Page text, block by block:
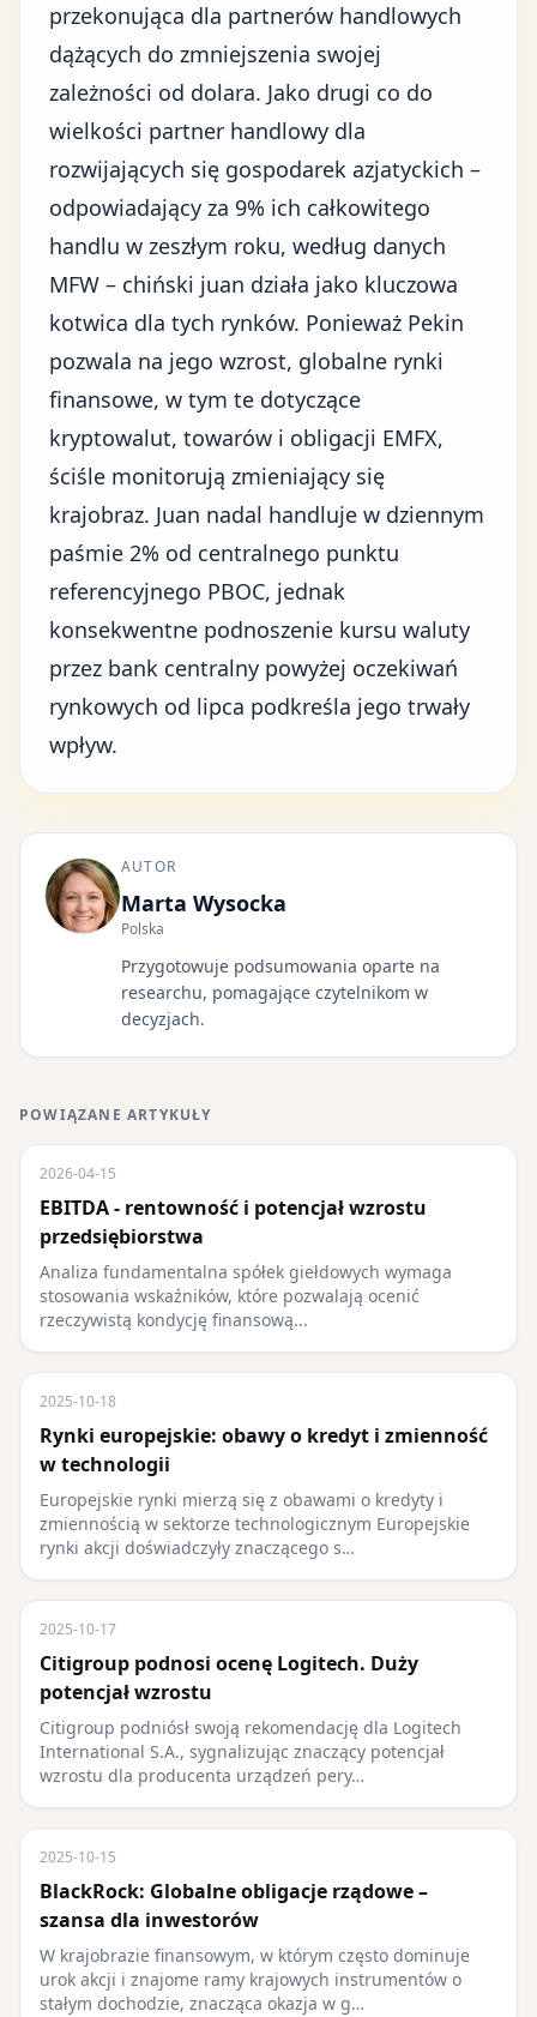
przekonująca dla partnerów handlowych
dążących do zmniejszenia swojej
zależności od dolara. Jako drugi co do
wielkości partner handlowy dla
rozwijających się gospodarek azjatyckich –
odpowiadający za 9% ich całkowitego
handlu w zeszłym roku, według danych
MFW – chiński juan działa jako kluczowa
kotwica dla tych rynków. Ponieważ Pekin
pozwala na jego wzrost, globalne rynki
finansowe, w tym te dotyczące
kryptowalut, towarów i obligacji EMFX,
ściśle monitorują zmieniający się
krajobraz. Juan nadal handluje w dziennym
paśmie 2% od centralnego punktu
referencyjnego PBOC, jednak
konsekwentne podnoszenie kursu waluty
przez bank centralny powyżej oczekiwań
rynkowych od lipca podkreśla jego trwały
wpływ.
AUTOR
Marta Wysocka
Polska
Przygotowuje podsumowania oparte na
researchu, pomagające czytelnikom w
decyzjach.
POWIĄZANE ARTYKUŁY
2026-04-15
EBITDA - rentowność i potencjał wzrostu
przedsiębiorstwa
Analiza fundamentalna spółek giełdowych wymaga
stosowania wskaźników, które pozwalają ocenić
rzeczywistą kondycję finansową...
2025-10-18
Rynki europejskie: obawy o kredyt i zmienność
w technologii
Europejskie rynki mierzą się z obawami o kredyty i
zmiennością w sektorze technologicznym Europejskie
rynki akcji doświadczyły znaczącego s…
2025-10-17
Citigroup podnosi ocenę Logitech. Duży
potencjał wzrostu
Citigroup podniósł swoją rekomendację dla Logitech
International S.A., sygnalizując znaczący potencjał
wzrostu dla producenta urządzeń pery…
2025-10-15
BlackRock: Globalne obligacje rządowe –
szansa dla inwestorów
W krajobrazie finansowym, w którym często dominuje
urok akcji i znajome ramy krajowych instrumentów o
stałym dochodzie, znacząca okazja w g…